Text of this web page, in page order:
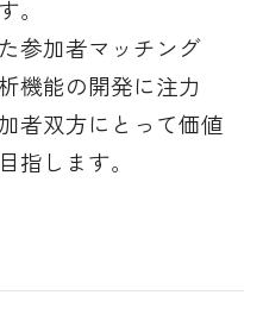
。
参加者マッチング
機能の開発に注力
者双方にとって価値
指します。